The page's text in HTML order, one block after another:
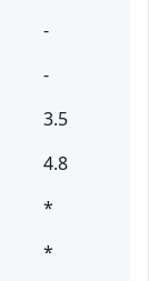
-
-
3.5
4.8
*
*